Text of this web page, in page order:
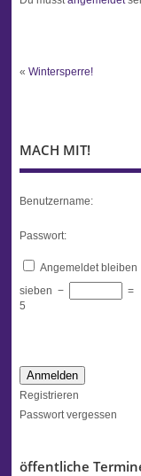
« Wintersperre!
MACH MIT!
Benutzername:
Passwort:
Angemeldet bleiben
sieben −
=
5
Anmelden
Registrieren
Passwort vergessen
öffentliche